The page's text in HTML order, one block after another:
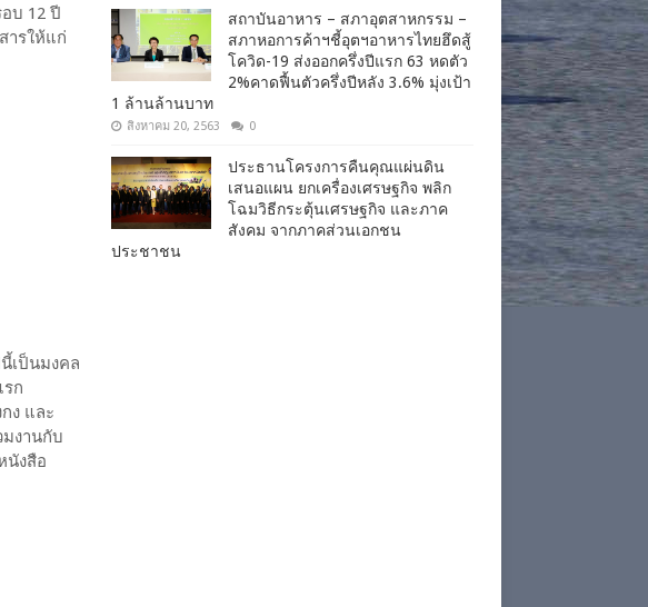
บ 12 ปี
ารให้แก่
เป็นมงคล
ก
ง และ
งานกับ
นังสือ
สถาบันอาหาร – สภาอุตสาหกรรม –
สภาหอการค้าฯชี้อุตฯอาหารไทยฮึดสู้
โควิด-19 ส่งออกครึ่งปีแรก 63 หดตัว
2%คาดฟื้นตัวครึ่งปีหลัง 3.6% มุ่งเป้า
1 ล้านล้านบาท
สิงหาคม 20, 2563 0
ประธานโครงการคืนคุณแผ่นดิน
เสนอแผน ยกเครื่องเศรษฐกิจ พลิก
โฉมวิธีกระตุ้นเศรษฐกิจ และภาค
สังคม จากภาคส่วนเอกชน
ประชาชน